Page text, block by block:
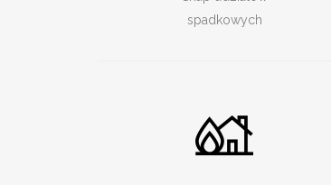
spadkowych